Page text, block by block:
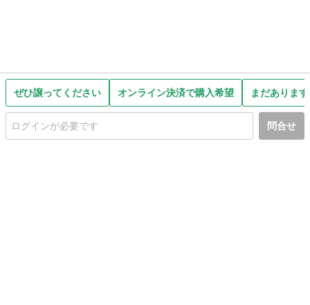
ぜひ譲ってください オンライン決済で購入希望 まだありま
問合せ